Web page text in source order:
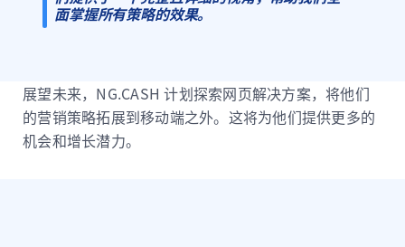
面掌握所有策略的效果。
展望未来，NG.CASH 计划探索网页解决方案，将他们
的营销策略拓展到移动端之外。这将为他们提供更多的
机会和增长潜力。